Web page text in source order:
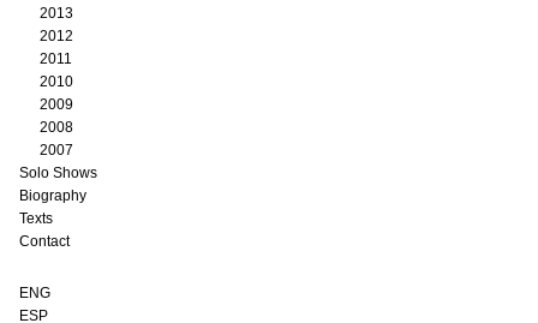
2013
2012
2011
2010
2009
2008
2007
Solo Shows
Biography
Texts
Contact
ENG
ESP